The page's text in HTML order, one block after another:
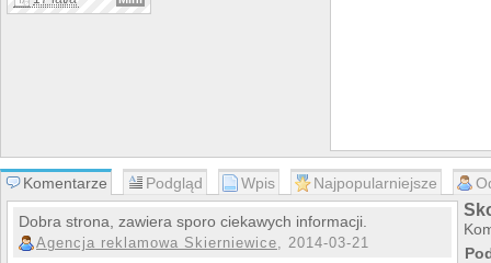
Komentarze Podgląd Wpis Najpopularniejsze
Dobra strona, zawiera sporo ciekawych informacji.
Agencja reklamowa Skierniewice, 2014-03-21